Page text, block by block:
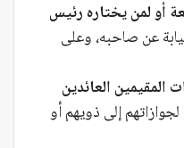
أو لمن يختاره رئيس
عن صاحبه، وعلى
العائدين
إلى ذويهم أو